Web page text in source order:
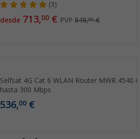
(3)
desde 713,00 € PVP849,00€
Selfsat 4G Cat 6 WLAN Router MWR 4540
hasta 300 Mbps
536,00 €